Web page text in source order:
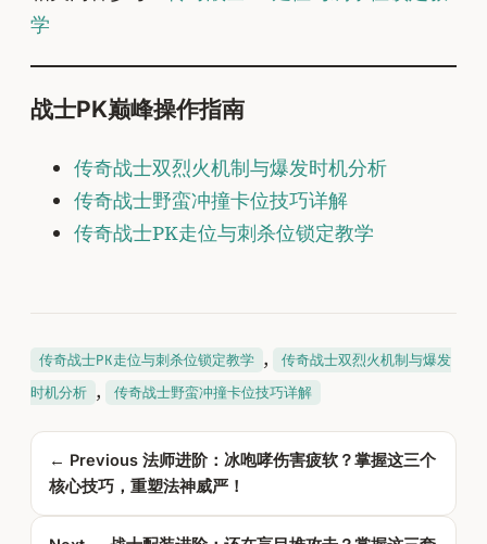
学
战士PK巅峰操作指南
传奇战士双烈火机制与爆发时机分析
传奇战士野蛮冲撞卡位技巧详解
传奇战士PK走位与刺杀位锁定教学
传奇战士PK走位与刺杀位锁定教学 ,
传奇战士双烈火机制与爆发
时机分析 , 传奇战士野蛮冲撞卡位技巧详解
← Previous 法师进阶：冰咆哮伤害疲软？掌握这三个
核心技巧，重塑法神威严！